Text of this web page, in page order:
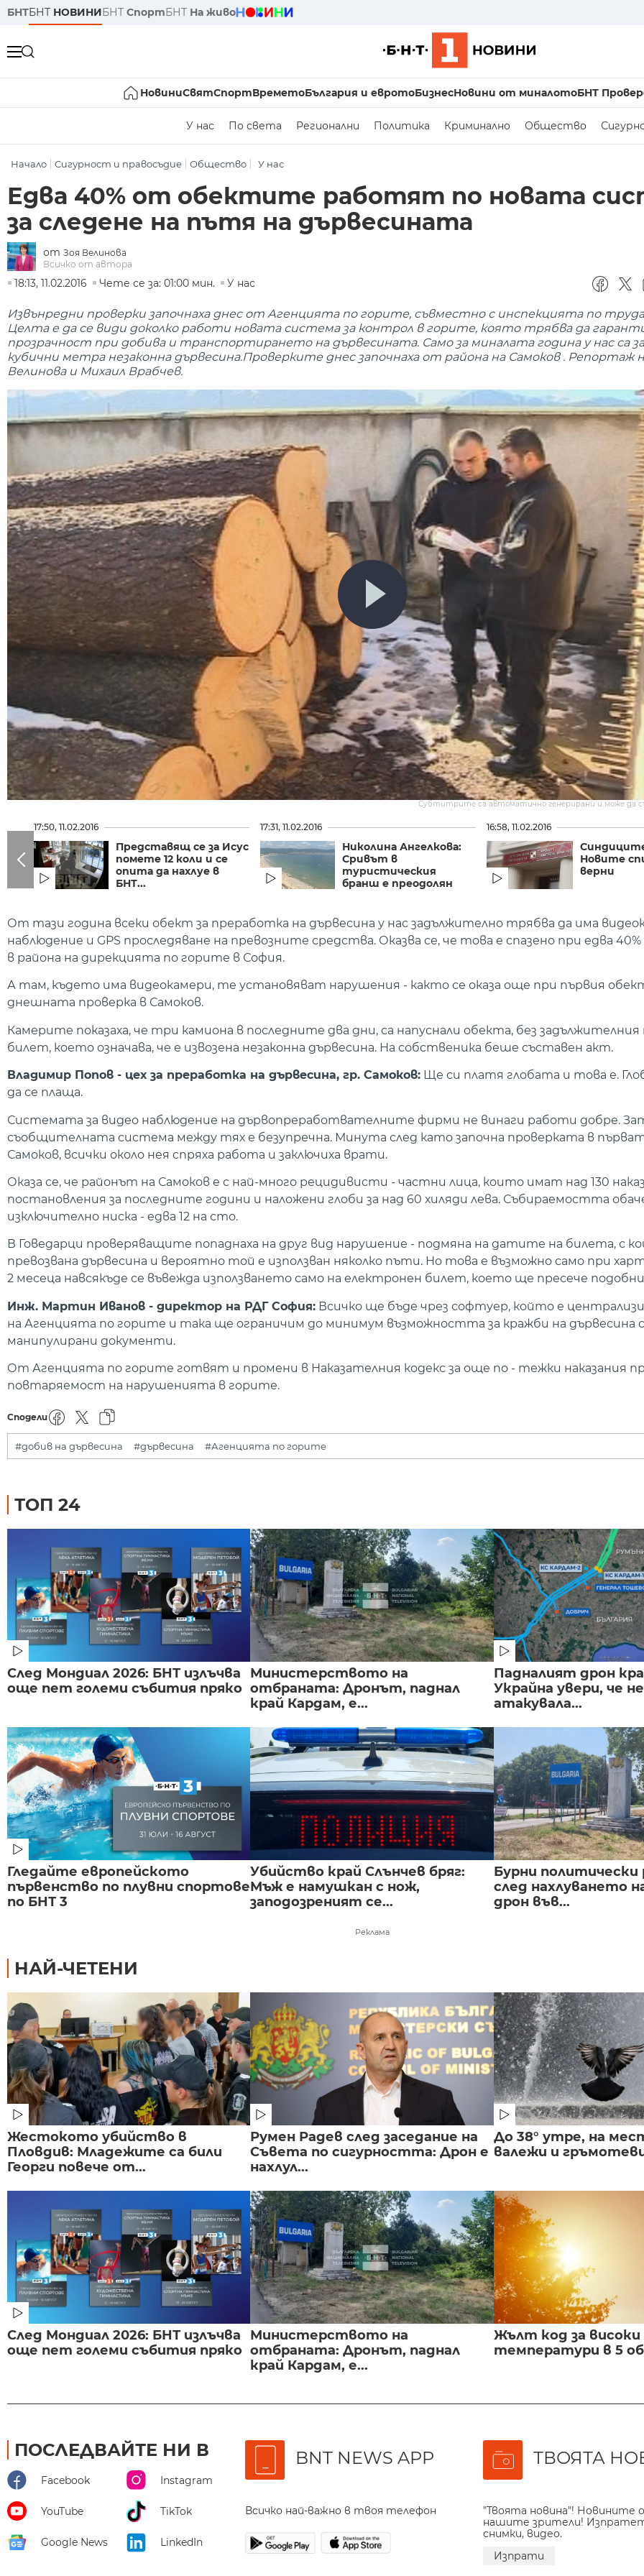
БНТБНТ НОВИНИБНТ СпортБНТ На живо
НовиниСвятСпортВреметоБългария и евротоБизнесНовини от миналотоБНТ
У нас По света Регионални Политика Криминално Общество
Начало Сигурност и правосъдие Общество У нас
Едва 40% от обектите работят по новата
за следене на пътя на дървесината
от Зоя Велинова
Всичко от автора
18:13, 11.02.2016
Чете се за: 01:00 мин. У нас
Извънредни проверки започнаха днес от Агенцията по горите, съвместно с инспекцията по
Целта е да се види доколко работи новата система за контрол в горите, която трябва да
прозрачност при добива и транспортирането на дървесината. Само за миналата година у нас са
кубични метра незаконна дървесина.Проверките днес започнаха от района на Самоков . Репортаж
Велинова и Михаил Врабчев.
Субтитрите са автоматично генерирани и може да
17:50, 11.02.2016
Представящ се за Исус
помете 12 коли и се
опита да нахлуе в
БНТ...
17:31, 11.02.2016
Николина Ангелкова:
Сривът в
туристическия
бранш е преодолян
16:58, 11.02.2016
Новите
верни
От тази година всеки обект за преработка на дървесина у нас задължително трябва да има
наблюдение и GPS проследяване на превозните средства. Оказва се, че това е спазено при едва
в района на дирекцията по горите в София.
А там, където има видеокамери, те установяват нарушения - както се оказа още при първия
днешната проверка в Самоков.
Камерите показаха, че три камиона в последните два дни, са напуснали обекта, без задължителния
билет, което означава, че е извозена незаконна дървесина. На собственика беше съставен акт.
Владимир Попов - цех за преработка на дървесина, гр. Самоков: Ще си платя глобата и това е.
да се плаща.
Системата за видео наблюдение на дървопреработвателните фирми не винаги работи добре.
съобщителната система между тях е безупречна. Минута след като започна проверката в
Самоков, всички около нея спряха работа и заключиха врати.
Оказа се, че районът на Самоков е с най-много рецидивисти - частни лица, които имат над 130
постановления за последните години и наложени глоби за над 60 хиляди лева. Събираемостта
изключително ниска - едва 12 на сто.
В Говедарци проверяващите попаднаха на друг вид нарушение - подмяна на датите на билета, с
превозвана дървесина и вероятно той е използван няколко пъти. Но това е възможно само при
2 месеца навсякъде се въвежда използването само на електронен билет, което ще пресече
Инж. Мартин Иванов - директор на РДГ София: Всичко ще бъде чрез софтуер, който е
на Агенцията по горите и така ще ограничим до минимум възможността за кражби на дървесина с
манипулирани документи.
От Агенцията по горите готвят и промени в Наказателния кодекс за още по - тежки наказания
повтаряемост на нарушенията в горите.
Сподели
#добив на дървесина #дървесина #Агенцията по горите
ТОП 24
След Мондиал 2026: БНТ излъчва
още пет големи събития пряко
Министерството на
отбраната: Дронът, паднал
край Кардам, е...
Падналият дрон
Украйна увери, че
атакувала...
Гледайте европейското
първенство по плувни спортове
по БНТ 3
Убийство край Слънчев бряг:
Мъж е намушкан с нож,
заподозреният се...
Бурни политически
след нахлуването
дрон във...
Реклама
НАЙ-ЧЕТЕНИ
Жестокото убийство в
Пловдив: Младежите са били
Георги повече от...
Румен Радев след заседание на
Съвета по сигурността: Дрон е
нахлул...
До 38° утре, на
валежи и
След Мондиал 2026: БНТ излъчва
още пет големи събития пряко
Министерството на
отбраната: Дронът, паднал
край Кардам, е...
Жълт код за високи
температури в 5
ПОСЛЕДВАЙТЕ НИ В
Facebook Instagram
YouTube TikTok
Google News LinkedIn
BNT NEWS APP
Всичко най-важно в твоя телефон
ТВОЯТА
"Твоята новина"! Новините
нашите зрители!
снимки, видео.
Изпрати